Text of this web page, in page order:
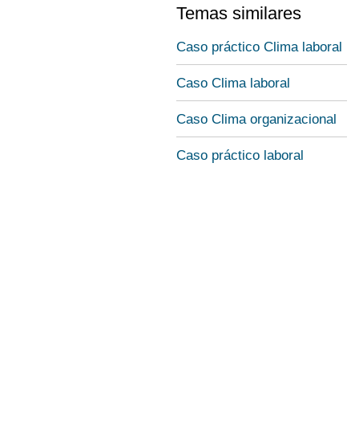
Temas similares
Caso práctico Clima laboral
Caso Clima laboral
Caso Clima organizacional
Caso práctico laboral